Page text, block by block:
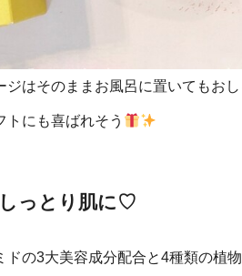
ジはそのままお風呂に置いてもお
にも喜ばれそう
っとり肌に♡
の3大美容成分配合と4種類の植物